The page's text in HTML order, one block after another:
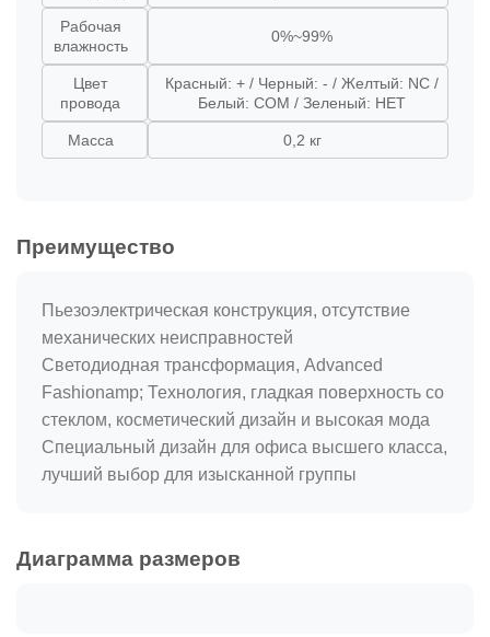
Рабочая
влажность
0%~99%
Цвет
провода
Красный: + / Черный: - / Желтый: NC /
Белый: COM / Зеленый: НЕТ
Масса 0,2 кг
Преимущество
Пьезоэлектрическая конструкция, отсутствие
механических неисправностей
Светодиодная трансформация, Advanced
Fashionamp; Технология, гладкая поверхность со
стеклом, косметический дизайн и высокая мода
Специальный дизайн для офиса высшего класса,
лучший выбор для изысканной группы
Диаграмма размеров